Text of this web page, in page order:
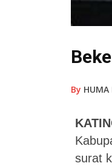
By HUMA
surat